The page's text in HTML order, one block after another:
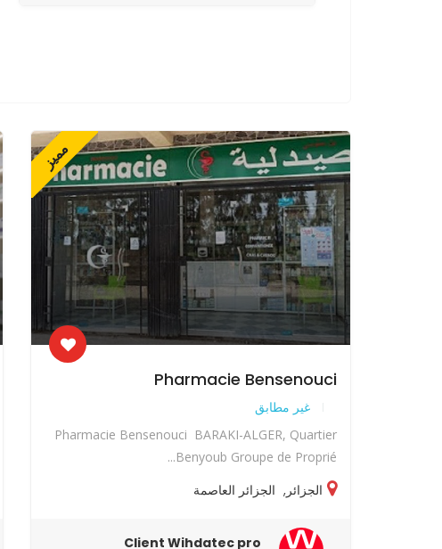
مميز
Pharmacie Bensenouci
غير مطابق
Pharmacie Bensenouci BARAKI-ALGER, Quartier
Benyoub Groupe de Proprié...
الجزائر, الجزائر العاصمة
Client Wihdatec pro